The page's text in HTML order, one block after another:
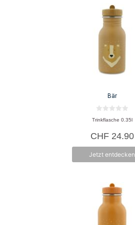
Bär
0
v
n
5
Trinkflasche 0.35l
CHF24.90
Jetzt entdecken